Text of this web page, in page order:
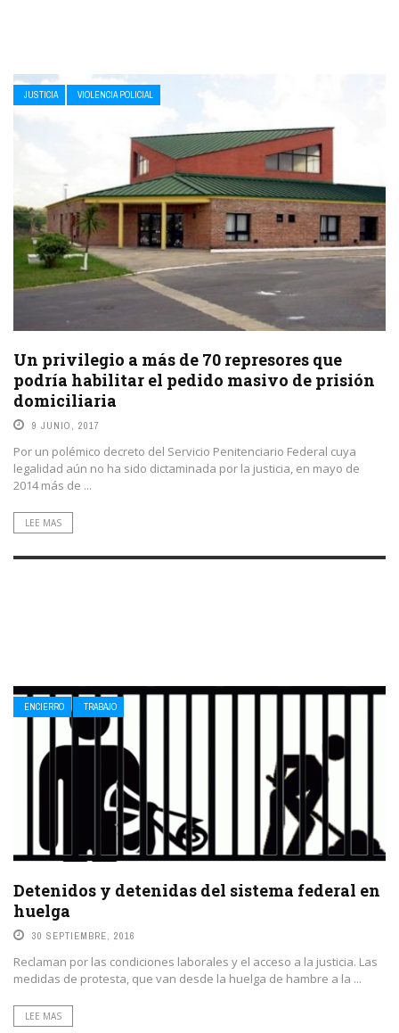
JUSTICIA VIOLENCIA POLICIAL
Un privilegio a más de 70 represores que
podría habilitar el pedido masivo de prisión
domiciliaria
9 JUNIO, 2017
Por un polémico decreto del Servicio Penitenciario Federal cuya
legalidad aún no ha sido dictaminada por la justicia, en mayo de
2014 más de ...
LEE MAS
ENCIERRO TRABAJO
Detenidos y detenidas del sistema federal en
huelga
30 SEPTIEMBRE, 2016
Reclaman por las condiciones laborales y el acceso a la justicia. Las
medidas de protesta, que van desde la huelga de hambre a la ...
LEE MAS